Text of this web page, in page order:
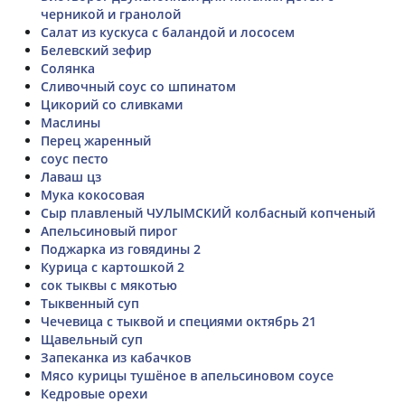
черникой и гранолой
Салат из кускуса с баландой и лососем
Белевский зефир
Солянка
Сливочный соус со шпинатом
Цикорий со сливками
Маслины
Перец жаренный
соус песто
Лаваш цз
Мука кокосовая
Сыр плавленый ЧУЛЫМСКИЙ колбасный копченый
Апельсиновый пирог
Поджарка из говядины 2
Курица с картошкой 2
сок тыквы с мякотью
Тыквенный суп
Чечевица с тыквой и специями октябрь 21
Щавельный суп
Запеканка из кабачков
Мясо курицы тушёное в апельсиновом соусе
Кедровые орехи